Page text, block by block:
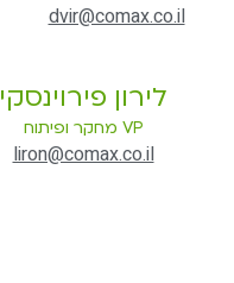
dvir@comax.co.il
לירון פירוינסקי
VP מחקר ופיתוח
liron@comax.co.il